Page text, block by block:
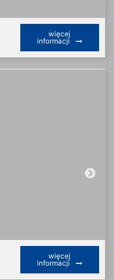
więcej
informacji
więcej
informacji